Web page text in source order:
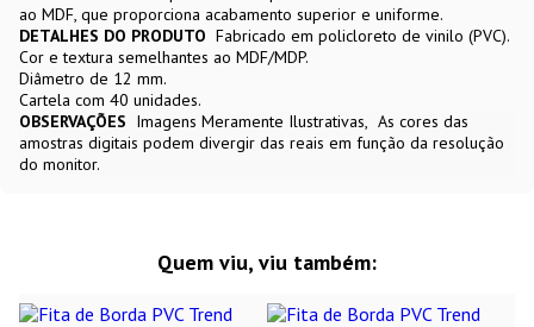
ao MDF, que proporciona acabamento superior e uniforme.
DETALHES DO PRODUTO Fabricado em policloreto de vinilo (PVC).
Cor e textura semelhantes ao MDF/MDP.
Diâmetro de 12 mm.
Cartela com 40 unidades.
OBSERVAÇÕES Imagens Meramente Ilustrativas
As cores das
amostras digitais podem divergir das reais em função da resolução
do monitor.
Quem viu, viu também: